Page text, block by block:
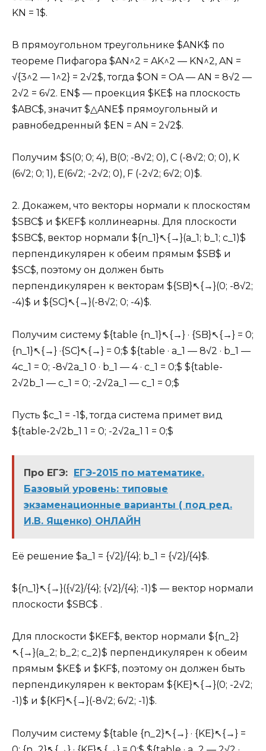
KN = 1$.
В прямоугольном треугольнике $ANK$ по
теореме Пифагора $AN^2 = AK^2 — KN^2, AN =
√{3^2 — 1^2} = 2√2$, тогда $ON = OA — AN = 8√2 —
2√2 = 6√2. EN$ — проекция $KE$ на плоскость
$ABC$, значит $△ANE$ прямоугольный и
равнобедренный $EN = AN = 2√2$.
Получим $S(0; 0; 4), B(0; -8√2; 0), C (-8√2; 0; 0), K
(6√2; 0; 1), E(6√2; -2√2; 0), F (-2√2; 6√2; 0)$.
2. Докажем, что векторы нормали к плоскостям
$SBC$ и $KEF$ коллинеарны. Для плоскости
$SBC$, вектор нормали ${n_1}↖{→}(a_1; b_1; c_1)$
перпендикулярен к обеим прямым $SB$ и
$SC$, поэтому он должен быть
перпендикулярен к векторам ${SB}↖{→}(0; -8√2;
-4)$ и ${SC}↖{→}(-8√2; 0; -4)$.
Получим систему ${table {n_1}↖{→} · {SB}↖{→} = 0;
{n_1}↖{→} ·{SC}↖{→} = 0;$ ${table · a_1 — 8√2 · b_1 —
4c_1 = 0; -8√2a_1 0 · b_1 — 4 · c_1 = 0;$ ${table-
2√2b_1 — c_1 = 0; -2√2a_1 — c_1 = 0;$
Пусть $c_1 = -1$, тогда система примет вид
${table-2√2b_1 1 = 0; -2√2a_1 1 = 0;$
Про ЕГЭ: ЕГЭ-2015 по математике.
Базовый уровень: типовые
экзаменационные варианты ( под ред.
И.В. Ященко) ОНЛАЙН
Её решение $a_1 = {√2}/{4}; b_1 = {√2}/{4}$.
${n_1}↖{→}({√2}/{4}; {√2}/{4}; -1)$ — вектор нормали
плоскости $SBC$ .
Для плоскости $KEF$, вектор нормали ${n_2}
↖{→}(a_2; b_2; c_2)$ перпендикулярен к обеим
прямым $KE$ и $KF$, поэтому он должен быть
перпендикулярен к векторам ${KE}↖{→}(0; -2√2;
-1)$ и ${KF}↖{→}(-8√2; 6√2; -1)$.
Получим систему ${table {n_2}↖{→} · {KE}↖{→} =